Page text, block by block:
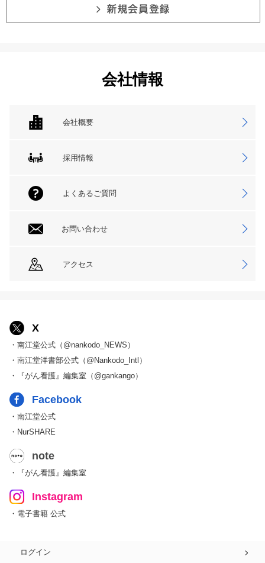
会社情報
会社概要
採用情報
よくあるご質問
お問い合わせ
アクセス
X
・南江堂公式（@nankodo_NEWS）
・南江堂洋書部公式（@Nankodo_Intl）
・『がん看護』編集室（@gankango）
Facebook
・南江堂公式
・NurSHARE
note
・『がん看護』編集室
Instagram
・電子書籍 公式
ログイン